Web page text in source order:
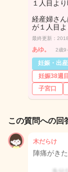
１人目よ
経産婦さ
が１人目
最終更新：
あゆ。 2歳9
妊娠・出産
妊娠38週目
子宮口
この質問への回
木だらけ
陣痛がき